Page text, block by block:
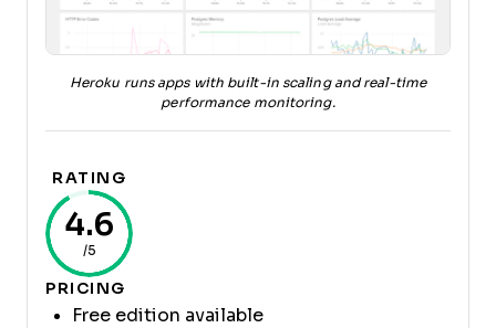
Heroku runs apps with built-in scaling and real-time
performance monitoring.
RATING
4.6
/5
PRICING
Free edition available